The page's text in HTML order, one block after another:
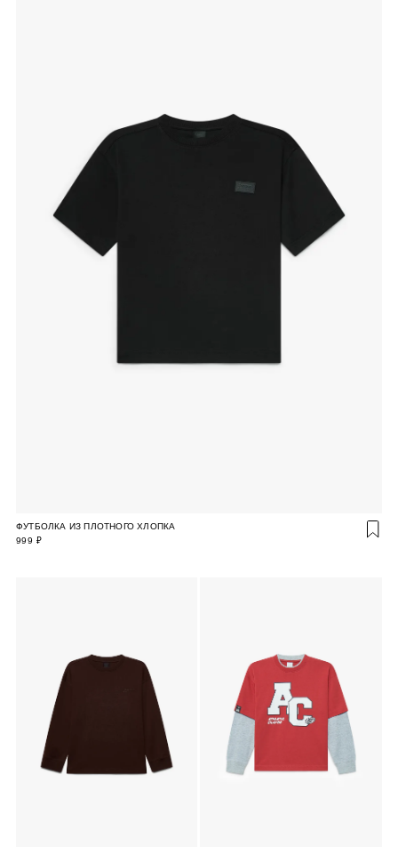
ФУТБОЛКА ИЗ ПЛОТНОГО ХЛОПКА
999 ₽